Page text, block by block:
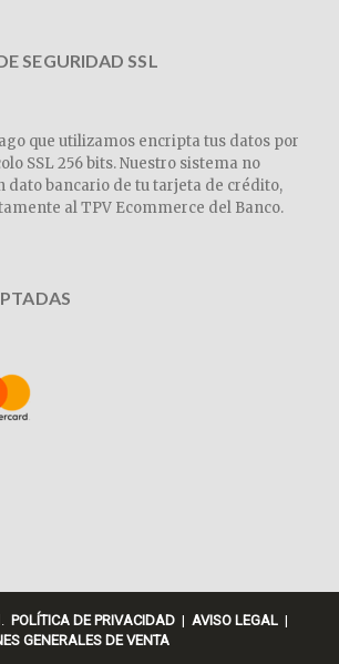
SEGURIDAD SSL
que utilizamos encripta tus datos por
SSL 256 bits. Nuestro sistema no
dato bancario de tu tarjeta de crédito,
al TPV Ecommerce del Banco.
POLÍTICA DE PRIVACIDAD | AVISO LEGAL |
GENERALES DE VENTA